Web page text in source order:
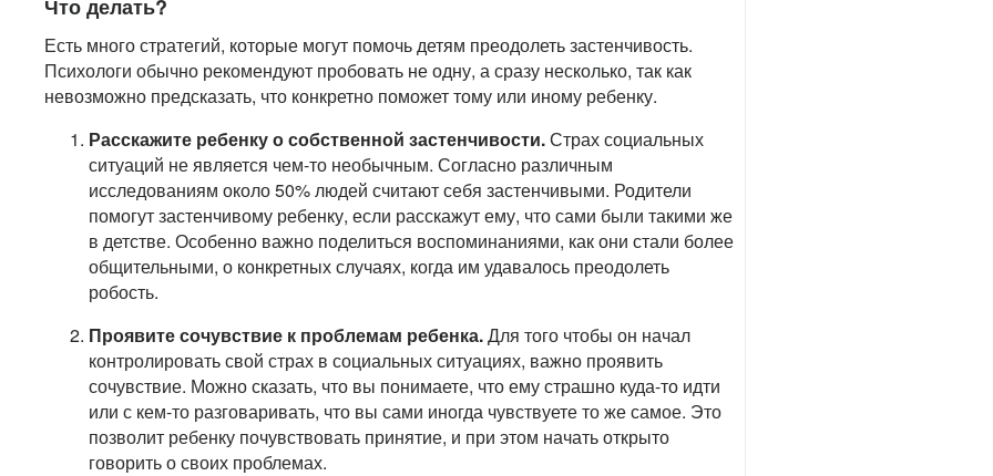
Что делать?
Есть много стратегий, которые могут помочь детям преодолеть застенчивость.
Психологи обычно рекомендуют пробовать не одну, а сразу несколько, так как
невозможно предсказать, что конкретно поможет тому или иному ребенку.
Расскажите ребенку о собственной застенчивости.Страх социальных
ситуаций не является чем-то необычным. Согласно различным
исследованиям около 50% людей считают себя застенчивыми. Родители
помогут застенчивому ребенку, если расскажут ему, что сами были такими же
в детстве. Особенно важно поделиться воспоминаниями, как они стали более
общительными, о конкретных случаях, когда им удавалось преодолеть
робость.
Проявите сочувствие к проблемам ребенка.Для того чтобы он начал
контролировать свой страх в социальных ситуациях, важно проявить
сочувствие. Можно сказать, что вы понимаете, что ему страшно куда-то идти
или с кем-то разговаривать, что вы сами иногда чувствуете то же самое. Это
позволит ребенку почувствовать принятие, и при этом начать открыто
говорить о своих проблемах.